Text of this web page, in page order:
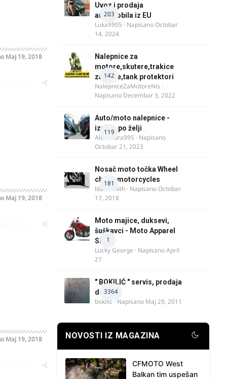
Maj 19, 2018
Maj 19, 2018
Maj 19, 2018
203
Uvoz i prodaja
automobila iz EU
Luka9905 · NapisanoOctobar
14, 2024
142
Nalepnice za
motore,skutere,trakice
za felne,tank protektori
NalepniceZaMotoreNis ·
Napisano Decembar 3, 2022
119
Auto/moto nalepnice -
izrada po želji
Alexandra995 · Napisano
Octobar 21, 2023
181
Nosač moto točka Wheel
chock motorcycles
blacksmith · NapisanoOctobar
17, 2018
1
Moto majice, duksevi,
šuškavci - Moto Apparel
SRB
Lucky George · NapisanoApril
27
3364
" BOKILIĆ " servis, prodaja
delova
bokilic · Napisano Maj 29, 2011
NOVOSTI IZ MAGAZINA
CFMOTO West
Balkan tim uspešan